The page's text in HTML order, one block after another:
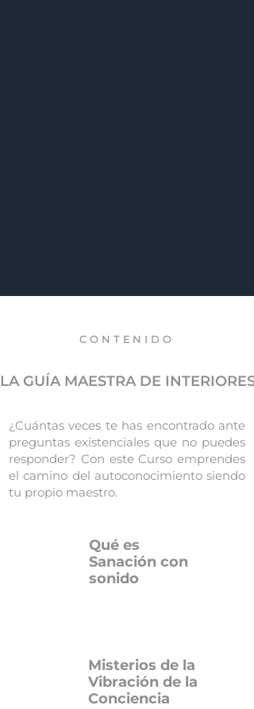
CONTENIDO
LA GUÍA MAESTRA DE INTERIORES
¿Cuántas veces te has encontrado ante
preguntas existenciales que no puedes
responder? Con este Curso emprendes
el camino del autoconocimiento siendo
tu propio maestro.
Qué es
Sanación con
sonido
Misterios de la
Vibración de la
Conciencia